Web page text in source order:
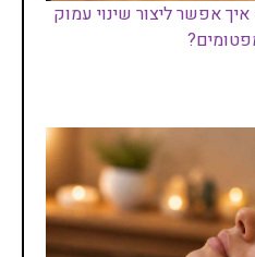
אפשר ליצור שינוי עמוק